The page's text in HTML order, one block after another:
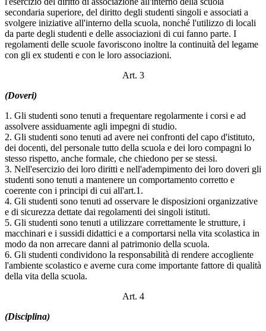
secondaria superiore, del diritto degli studenti singoli e associati a
svolgere iniziative all'interno della scuola, nonché l'utilizzo di locali
da parte degli studenti e delle associazioni di cui fanno parte. I
regolamenti delle scuole favoriscono inoltre la continuità del legame
con gli ex studenti e con le loro associazioni.
Art. 3
(Doveri)
1. Gli studenti sono tenuti a frequentare regolarmente i corsi e ad
assolvere assiduamente agli impegni di studio.
2. Gli studenti sono tenuti ad avere nei confronti del capo d'istituto,
dei docenti, del personale tutto della scuola e dei loro compagni lo
stesso rispetto, anche formale, che chiedono per se stessi.
3. Nell'esercizio dei loro diritti e nell'adempimento dei loro doveri gli
studenti sono tenuti a mantenere un comportamento corretto e
coerente con i principi di cui all'art.1.
4. Gli studenti sono tenuti ad osservare le disposizioni organizzative
e di sicurezza dettate dai regolamenti dei singoli istituti.
5. Gli studenti sono tenuti a utilizzare correttamente le strutture, i
macchinari e i sussidi didattici e a comportarsi nella vita scolastica in
modo da non arrecare danni al patrimonio della scuola.
6. Gli studenti condividono la responsabilità di rendere accogliente
l'ambiente scolastico e averne cura come importante fattore di qualità
della vita della scuola.
Art. 4
(Disciplina)